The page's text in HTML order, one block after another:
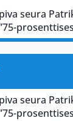
seura
seura